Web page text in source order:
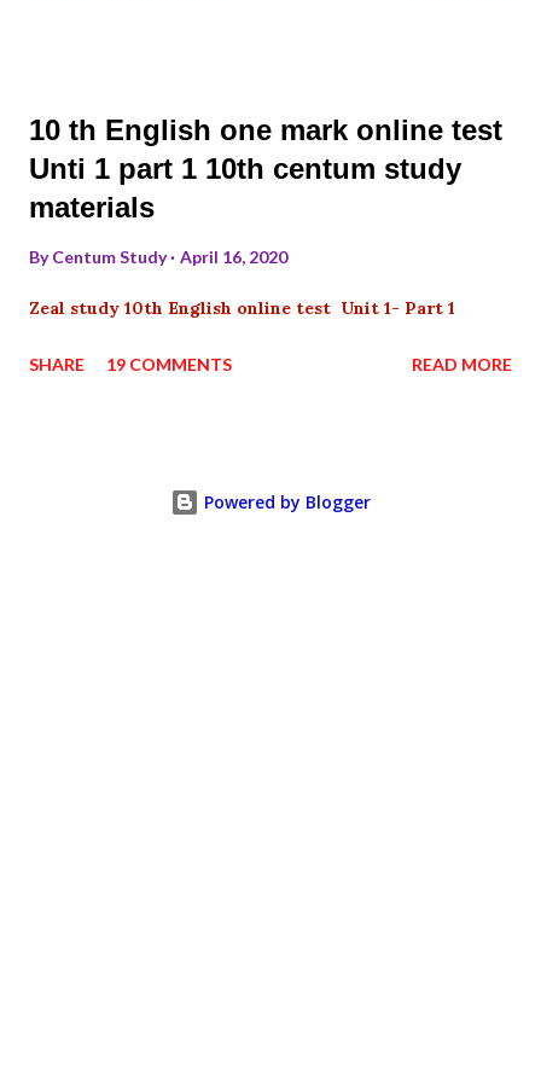
10 th English one mark online test
Unti 1 part 1 10th centum study
materials
ByCentum Study April 16, 2020
Zeal study 10th English online test Unit 1- Part 1
SHARE 19 COMMENTS READ MORE
Powered by Blogger